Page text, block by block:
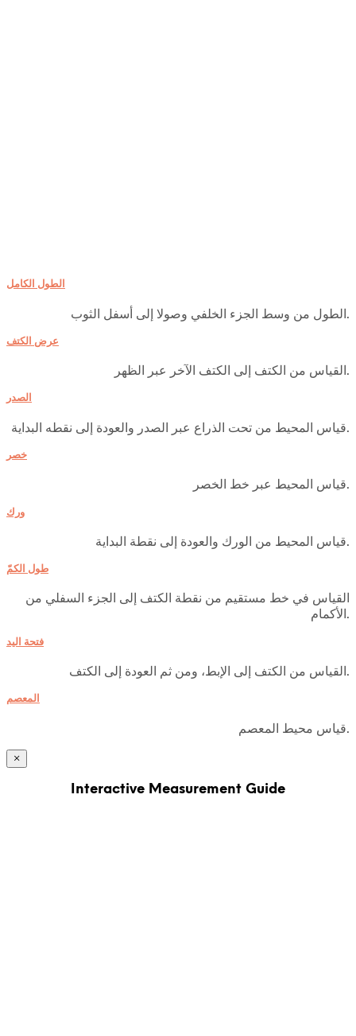
الطول الكامل
عرض الكتف
القياس من الكتف إلى الكتف الآخر عبر الظهر.
الصدر
خصر
قياس المحيط عبر خط الخصر.
ورك
قياس المحيط من الورك والعودة إلى نقطة البداية.
طول الكمّ
القياس في خط مستقيم من نقطة الكتف إلى الجزء السفلي من
الأكمام.
فتحة اليد
القياس من الكتف إلى الإبط، ومن ثم العودة إلى الكتف.
المعصم
×
Interactive Measurement Guide